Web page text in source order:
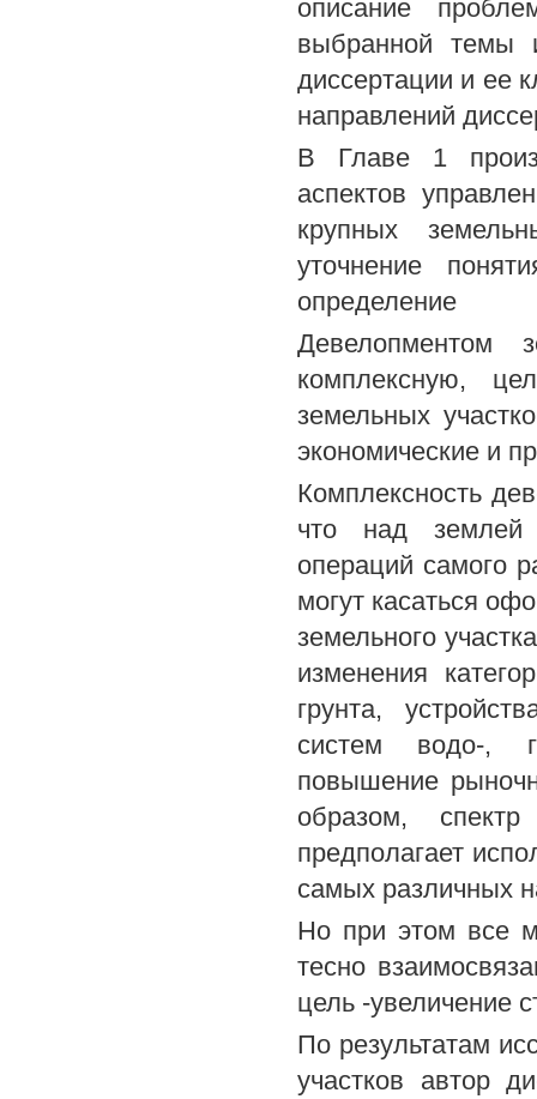
описание
выбранной темы
диссертации и ее
направлений
В Главе 1
аспектов
крупных
уточнение
определение
Девелопментом
комплексную,
земельных
экономические и
Комплексность
что над землей
операций самого
могут касаться
земельного
изменения
грунта,
систем водо-,
повышение
образом,
предполагает
самых различных
Но при этом все
тесно
цель -увеличение
По результатам
участков автор